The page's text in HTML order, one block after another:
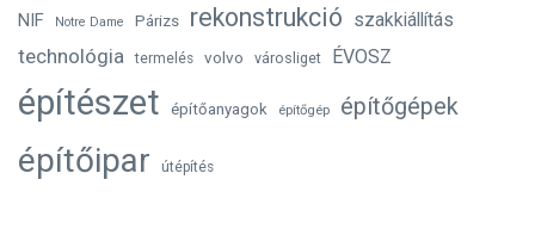
NIF Notre Dame Párizs rekonstrukció szakkiállítás
technológia termelés volvo városliget ÉVOSZ
építészet építőanyagok építőgép építőgépek
építőipar útépítés